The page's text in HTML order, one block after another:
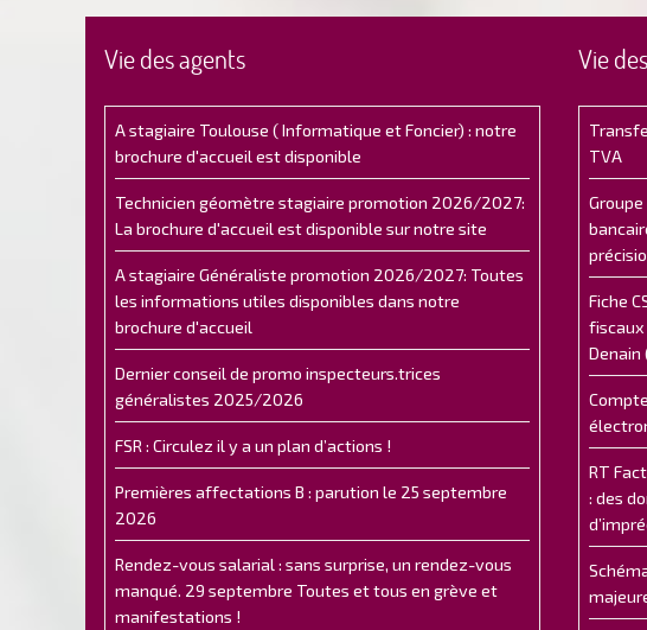
Vie des agents
A stagiaire Toulouse ( Informatique et Foncier) : notre
brochure d'accueil est disponible
Technicien géomètre stagiaire promotion 2026/2027:
La brochure d'accueil est disponible sur notre site
A stagiaire Généraliste promotion 2026/2027: Toutes
les informations utiles disponibles dans notre
brochure d'accueil
Dernier conseil de promo inspecteurs.trices
généralistes 2025/2026
FSR : Circulez il y a un plan d’actions !
Premières affectations B : parution le 25 septembre
2026
Rendez-vous salarial : sans surprise, un rendez-vous
manqué. 29 septembre Toutes et tous en grève et
manifestations !
Vie
TVA
Fiche
fiscaux
Denain
RT
: des